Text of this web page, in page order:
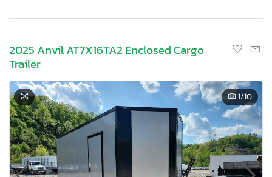
2025 Anvil AT7X16TA2 Enclosed Cargo
Trailer
1/10